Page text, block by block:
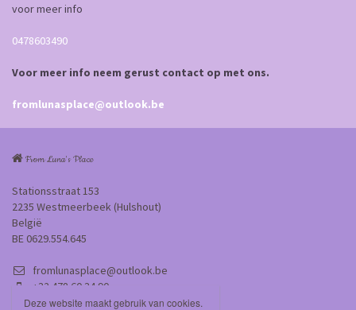
voor meer info
0478603490
Voor meer info neem gerust contact op met ons.
fromlunasplace@outlook.be
From Luna's Place
Stationsstraat 153
2235 Westmeerbeek (Hulshout)
België
BE 0629.554.645
fromlunasplace@outlook.be
+32 478 60 34 90
Deze website maakt gebruik van cookies.